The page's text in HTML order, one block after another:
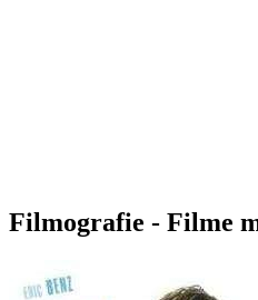
Filmografie - Filme